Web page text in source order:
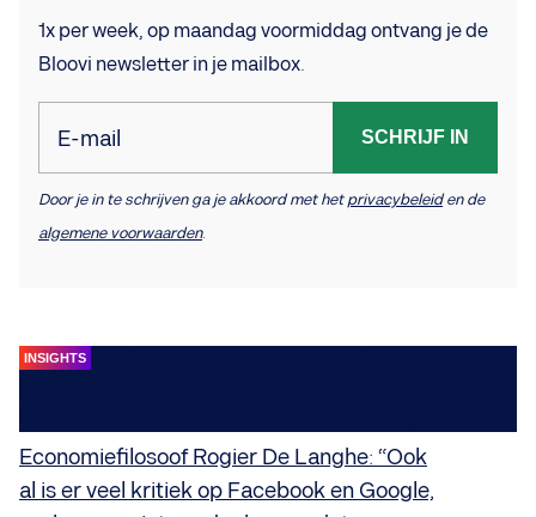
1x per week, op maandag voormiddag ontvang je de
Bloovi newsletter in je mailbox.
E-mail SCHRIJF IN
Door je in te schrijven ga je akkoord met hetprivacybeleiden de
algemene voorwaarden.
INSIGHTS
Economiefilosoof Rogier De Langhe: “Ook
al is er veel kritiek op Facebook en Google,